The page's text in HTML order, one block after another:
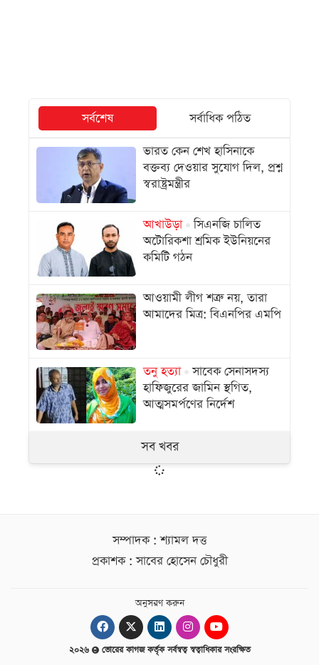
সর্বশেষ
সর্বাধিক পঠিত
ভারত কেন শেখ হাসিনাকে
বক্তব্য দেওয়ার সুযোগ দিল, প্রশ্ন
স্বরাষ্ট্রমন্ত্রীর
আখাউড়া
সিএনজি চালিত
অটোরিকশা শ্রমিক ইউনিয়নের
কমিটি গঠন
আওয়ামী লীগ শত্রু নয়, তারা
আমাদের মিত্র: বিএনপির এমপি
তনু হত্যা
সাবেক সেনাসদস্য
হাফিজুরের জামিন স্থগিত,
আত্মসমর্পণের নির্দেশ
সব খবর
সম্পাদক : শ্যামল দত্ত
প্রকাশক : সাবের হোসেন চৌধুরী
অনুসরণ করুন
২০২৬ ভোরের কাগজ কর্তৃক সর্বস্বত্ব স্বত্বাধিকার সংরক্ষিত